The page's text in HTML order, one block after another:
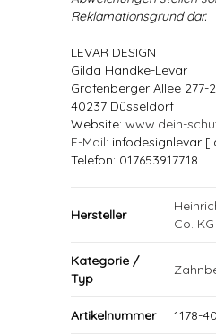
Reklamationsgrund dar.
LEVAR DESIGN
Gilda Handke-Levar
Grafenberger Allee 277-
40237 Düsseldorf
Website: www.dein-
E-Mail: infodesignlevar
Telefon: 017653917718
Hersteller
Co. KG
Kategorie /
Typ
Artikelnummer 1178-